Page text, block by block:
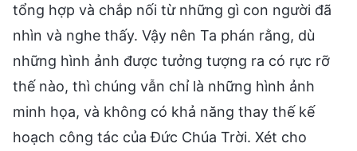
tổng hợp và chắp nối từ những gì con người đã
nhìn và nghe thấy. Vậy nên Ta phán rằng, dù
những hình ảnh được tưởng tượng ra có rực rỡ
thế nào, thì chúng vẫn chỉ là những hình ảnh
minh họa, và không có khả năng thay thế kế
hoạch công tác của Đức Chúa Trời. Xét cho